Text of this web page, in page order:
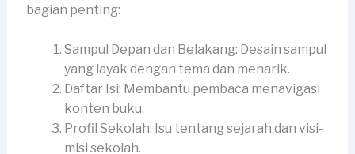
bagian penting:
Sampul Depan dan Belakang: Desain sampul
yang layak dengan tema dan menarik.
Daftar Isi: Membantu pembaca menavigasi
konten buku.
Profil Sekolah: Isu tentang sejarah dan visi-
misi sekolah.